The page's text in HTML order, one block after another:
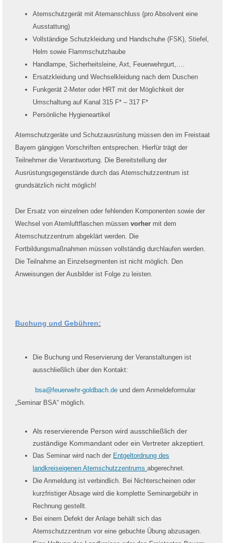
Atemschutzgerät mit Atemanschluss (pro Absolvent eine
Ausstattung)
Vollständige Schutzkleidung und Handschuhe (FSK), Stiefel,
Helm sowie Flammschutzhaube
Handlampe, Sicherheitsleine, Axt, Feuerwehrgurt,….
Ersatzkleidung und Wechselkleidung nach dem Duschen
Funkgerät 2-Meter oder HRT mit der Möglichkeit der
Umschaltung auf Kanal 315 F* – 317 F*
Persönliche Hygieneartikel
Atemschutzgeräte und Schutzausrüstung müssen den im Freistaat
Bayern gängigen Vorschriften entsprechen. Hierfür trägt der
Teilnehmer die Verantwortung. Die Bereitstellung der
Ausrüstungsgegenstände durch das Atemschutzzentrum ist
grundsätzlich nicht möglich!
Der Ersatz von einzelnen oder fehlenden Komponenten sowie der
Wechsel von Atemluftflaschen müssen vorher mit dem
Atemschutzzentrum abgeklärt werden. Die
Fortbildungsmaßnahmen müssen vollständig durchlaufen werden.
Die Teilnahme an Einzelsegmenten ist nicht möglich. Den
Anweisungen der Ausbilder ist Folge zu leisten.
Buchung und Gebühren:
Die Buchung und Reservierung der Veranstaltungen ist
ausschließlich über den Kontakt:
bsa@feuerwehr-goldbach.de und dem Anmeldeformular
„Seminar BSA“ möglich.
Als reservierende Person wird ausschließlich der
zuständige Kommandant oder ein Vertreter akzeptiert.
Das Seminar wird nach der Entgeltordnung des
landkreiseigenen Atemschutzzentrums abgerechnet.
Die Anmeldung ist verbindlich. Bei Nichterscheinen oder
kurzfristiger Absage wird die komplette Seminargebühr in
Rechnung gestellt.
Bei einem Defekt der Anlage behält sich das
Atemschutzzentrum vor eine gebuchte Übung abzusagen.